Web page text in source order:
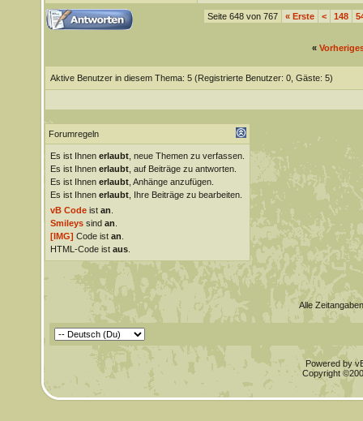
Seite 648 von 767 «Erste < 148
«
Aktive Benutzer in diesem Thema: 5 (Registrierte Benutzer: 0, Gäste: 5)
Forumregeln
Es ist Ihnen erlaubt, neue Themen zu verfassen.
Es ist Ihnen erlaubt, auf Beiträge zu antworten.
Es ist Ihnen erlaubt, Anhänge anzufügen.
Es ist Ihnen erlaubt, Ihre Beiträge zu bearbeiten.
vB Codeist an
Smileyssind an
[IMG] Code ist an
HTML-Code ist aus.
Alle
Powered by
Copyright